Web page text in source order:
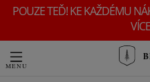
POUZE TEĎ! KE KAŽDÉMU